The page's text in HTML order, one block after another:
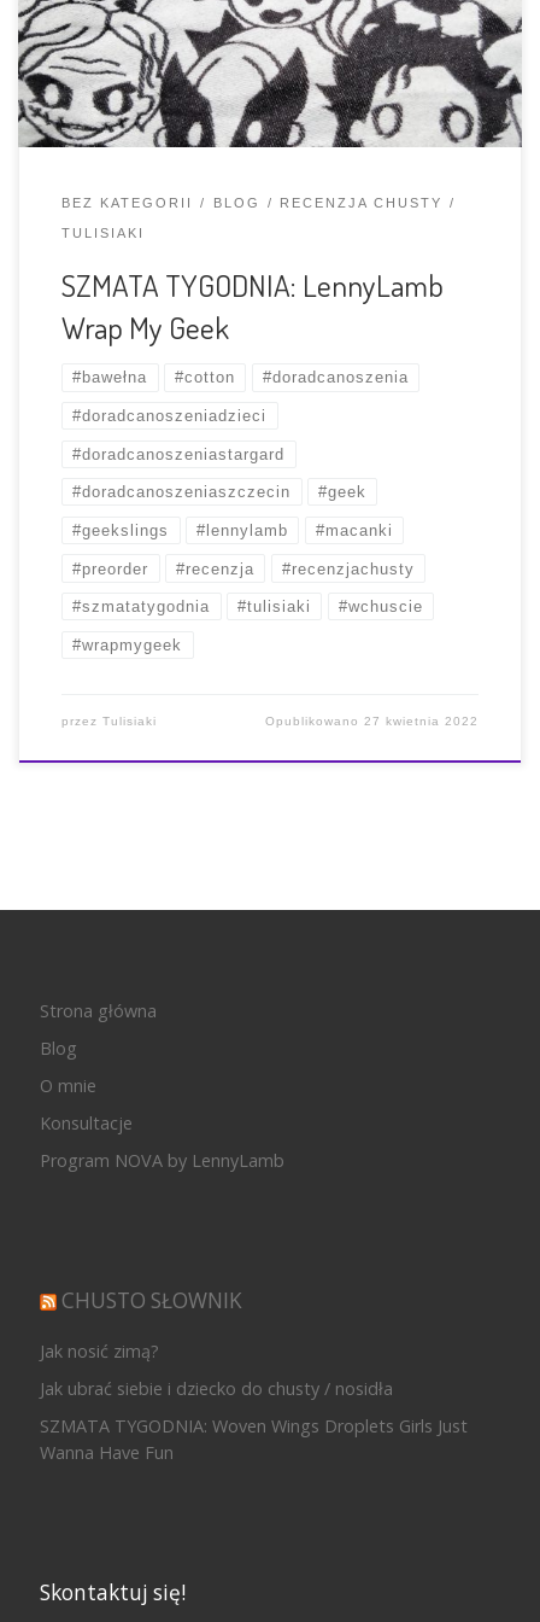
co dzień doceniam uniwersalność i łatwość pielęgnacji
chust bawełnianych, a bawełna od LL to klasyka gatunku.
Jeśli chodzi o tę […]
BEZ KATEGORII BLOG RECENZJA CHUSTY
TULISIAKI
SZMATA TYGODNIA: LennyLamb
Wrap My Geek
#bawełna #cotton #doradcanoszenia
#doradcanoszeniadzieci
#doradcanoszeniastargard
#doradcanoszeniaszczecin #geek
#geekslings #lennylamb #macanki
#preorder #recenzja #recenzjachusty
#szmatatygodnia #tulisiaki #wchuscie
#wrapmygeek
przez Tulisiaki Opublikowano27 kwietnia 2022
Strona główna
Blog
O mnie
Konsultacje
Program NOVA by LennyLamb
CHUSTO SŁOWNIK
Jak nosić zimą?
Jak ubrać siebie i dziecko do chusty / nosidła
SZMATA TYGODNIA: Woven Wings Droplets Girls Just
Wanna Have Fun
Skontaktuj się!